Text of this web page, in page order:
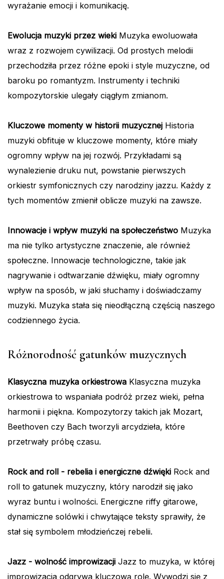
wyrażanie emocji i komunikację.
Ewolucja muzyki przez wieki Muzyka ewoluowała
wraz z rozwojem cywilizacji. Od prostych melodii
przechodziła przez różne epoki i style muzyczne, od
baroku po romantyzm. Instrumenty i techniki
kompozytorskie ulegały ciągłym zmianom.
Kluczowe momenty w historii muzycznej Historia
muzyki obfituje w kluczowe momenty, które miały
ogromny wpływ na jej rozwój. Przykładami są
wynalezienie druku nut, powstanie pierwszych
orkiestr symfonicznych czy narodziny jazzu. Każdy z
tych momentów zmienił oblicze muzyki na zawsze.
Innowacje i wpływ muzyki na społeczeństwo Muzyka
ma nie tylko artystyczne znaczenie, ale również
społeczne. Innowacje technologiczne, takie jak
nagrywanie i odtwarzanie dźwięku, miały ogromny
wpływ na sposób, w jaki słuchamy i doświadczamy
muzyki. Muzyka stała się nieodłączną częścią naszego
codziennego życia.
Różnorodność gatunków muzycznych
Klasyczna muzyka orkiestrowa Klasyczna muzyka
orkiestrowa to wspaniała podróż przez wieki, pełna
harmonii i piękna. Kompozytorzy takich jak Mozart,
Beethoven czy Bach tworzyli arcydzieła, które
przetrwały próbę czasu.
Rock and roll - rebelia i energiczne dźwięki Rock and
roll to gatunek muzyczny, który narodził się jako
wyraz buntu i wolności. Energiczne riffy gitarowe,
dynamiczne solówki i chwytające teksty sprawiły, że
stał się symbolem młodzieńczej rebelii.
Jazz - wolność improwizacji Jazz to muzyka, w której
improwizacja odgrywa kluczową rolę. Wywodzi się z